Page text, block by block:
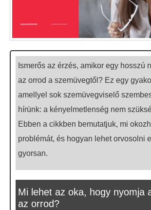
Ismerős az érzés, amikor egy hosszú
az orrod a szemüvegtől? Ez egy
amellyel sok szemüvegviselő
hírünk: a kényelmetlenség nem
Ebben a cikkben bemutatjuk, mi
problémát, és hogyan lehet orvosolni
gyorsan.
Mi lehet az oka, hogy nyomja
az orrod?